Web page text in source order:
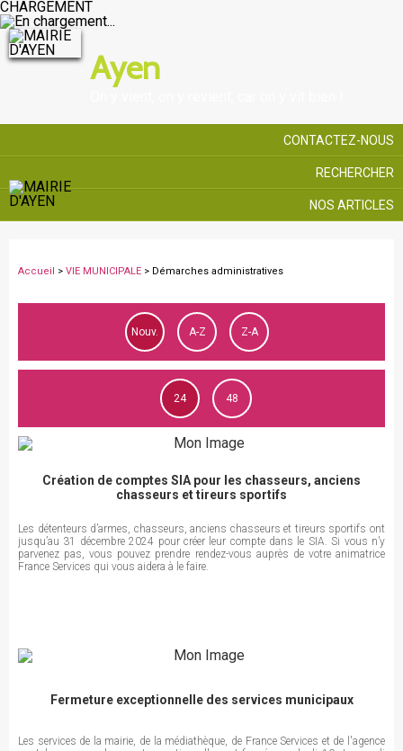
CHARGEMENT
Ayen
CONTACTEZ-NOUS
RECHERCHER
NOS ARTICLES
Accueil > VIE MUNICIPALE > Démarches administratives
Nouv. A-Z Z-A
24 48
Création de comptes SIA pour les chasseurs, anciens
chasseurs et tireurs sportifs
Les détenteurs d’armes, chasseurs, anciens chasseurs et tireurs sportifs ont
jusqu’au 31 décembre 2024 pour créer leur compte dans le SIA. Si vous n’y
parvenez pas, vous pouvez prendre rendez-vous auprès de votre animatrice
France Services qui vous aidera à le faire.
Fermeture exceptionnelle des services municipaux
Les services de la mairie, de la médiathèque, de France Services et de l'agence